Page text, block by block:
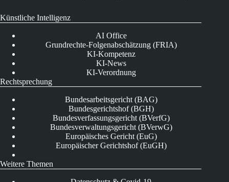
Künstliche Intelligenz
AI Office
Grundrechte-Folgenabschätzung (FRIA)
KI-Kompetenz
KI-News
KI-Verordnung
Rechtsprechung
Bundesarbeitsgericht (BAG)
Bundesgerichtshof (BGH)
Bundesverfassungsgericht (BVerfG)
Bundesverwaltungsgericht (BVerwG)
Europäisches Gericht (EuG)
Europäischer Gerichtshof (EuGH)
Weitere Themen